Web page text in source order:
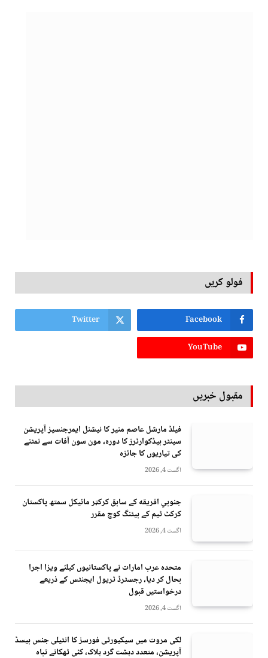
فولو کریں
Facebook
Twitter
YouTube
مقبول خبریں
فیلڈ مارشل عاصم منیر کا نیشنل ایمرجنسیز آپریشن
سینٹر ہیڈکوارٹرز کا دورہ، مون سون آفات سے نمٹنے
کی تیاریوں کا جائزہ
اگست 4, 2026
جنوبي افريقه کے سابق کرکټر مائیکل سمتھ پاکستان
کرکٹ ٹیم کے بیٹنگ کوچ مقرر
اگست 4, 2026
متحدہ عرب امارات نے پاکستانیوں کیلئے ویزا اجرا
بحال کر دیا، رجسٹرڈ ٹریول ایجنٹس کے ذریعے
درخواستیں قبول
اگست 4, 2026
لکی مروت میں سیکیورٹی فورسز کا انٹیلی جنس بیسڈ
آپریشن، متعدد دہشت گرد ہلاک، کئی ٹھکانے تباہ